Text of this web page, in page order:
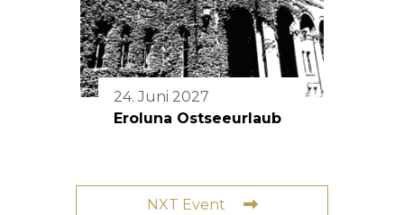
24. Juni 2027
Eroluna Ostseeurlaub
NXT Event